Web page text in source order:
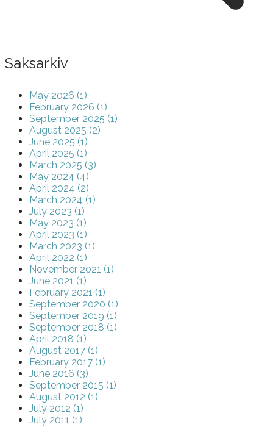
Saksarkiv
May 2026 (1)
February 2026 (1)
September 2025 (1)
August 2025 (2)
June 2025 (1)
April 2025 (1)
March 2025 (3)
May 2024 (4)
April 2024 (2)
March 2024 (1)
July 2023 (1)
May 2023 (1)
April 2023 (1)
March 2023 (1)
April 2022 (1)
November 2021 (1)
June 2021 (1)
February 2021 (1)
September 2020 (1)
September 2019 (1)
September 2018 (1)
April 2018 (1)
August 2017 (1)
February 2017 (1)
June 2016 (3)
September 2015 (1)
August 2012 (1)
July 2012 (1)
July 2011 (1)